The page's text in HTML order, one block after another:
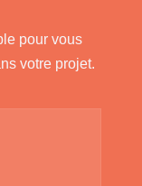
pour vous
votre projet.